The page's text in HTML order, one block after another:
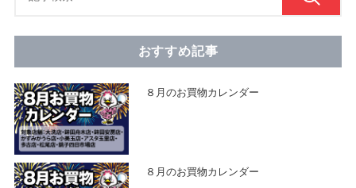
おすすめ記事
８月のお買物カレンダー
８月のお買物カレンダー